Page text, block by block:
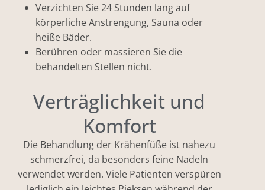
Verzichten Sie 24 Stunden lang auf
körperliche Anstrengung, Sauna oder
heiße Bäder.
Berühren oder massieren Sie die
behandelten Stellen nicht.
Verträglichkeit und
Komfort
Die Behandlung der Krähenfüße ist nahezu
schmerzfrei, da besonders feine Nadeln
verwendet werden. Viele Patienten verspüren